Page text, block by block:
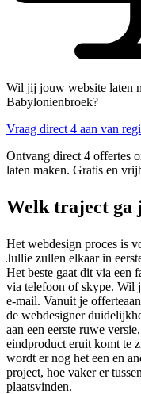
Wil jij jouw website laten
Babylonienbroek?
Vraag direct 4 aan van
Ontvang direct 4 offertes
laten maken. Gratis en
Welk traject ga
Het webdesign proces is
Jullie zullen elkaar in
Het beste gaat dit via een
via telefoon of skype. Wil
e-mail. Vanuit je
de webdesigner
aan een eerste ruwe
eindproduct eruit komt te
wordt er nog het een en
project, hoe vaker er
plaatsvinden.